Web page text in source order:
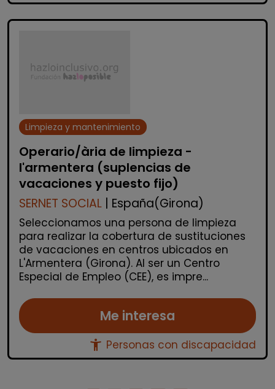
Limpieza y mantenimiento
Operario/ària de limpieza -
l'armentera (suplencias de
vacaciones y puesto fijo)
SERNET SOCIAL | España(Girona)
Seleccionamos una persona de limpieza
para realizar la cobertura de sustituciones
de vacaciones en centros ubicados en
L'Armentera (Girona). Al ser un Centro
Especial de Empleo (CEE), es impre...
Me interesa
accessibility_new Personas con discapacidad